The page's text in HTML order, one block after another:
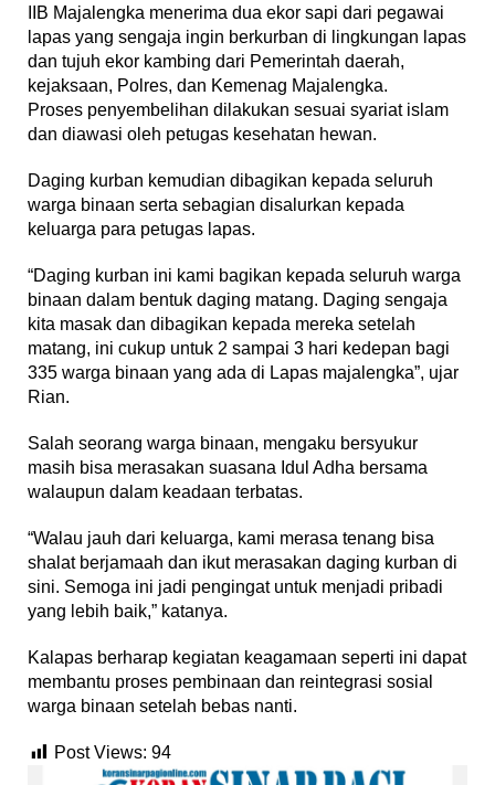
IIB Majalengka menerima dua ekor sapi dari pegawai
lapas yang sengaja ingin berkurban di lingkungan lapas
dan tujuh ekor kambing dari Pemerintah daerah,
kejaksaan, Polres, dan Kemenag Majalengka.
Proses penyembelihan dilakukan sesuai syariat islam
dan diawasi oleh petugas kesehatan hewan.
Daging kurban kemudian dibagikan kepada seluruh
warga binaan serta sebagian disalurkan kepada
keluarga para petugas lapas.
“Daging kurban ini kami bagikan kepada seluruh warga
binaan dalam bentuk daging matang. Daging sengaja
kita masak dan dibagikan kepada mereka setelah
matang, ini cukup untuk 2 sampai 3 hari kedepan bagi
335 warga binaan yang ada di Lapas majalengka”, ujar
Rian.
Salah seorang warga binaan, mengaku bersyukur
masih bisa merasakan suasana Idul Adha bersama
walaupun dalam keadaan terbatas.
“Walau jauh dari keluarga, kami merasa tenang bisa
shalat berjamaah dan ikut merasakan daging kurban di
sini. Semoga ini jadi pengingat untuk menjadi pribadi
yang lebih baik,” katanya.
Kalapas berharap kegiatan keagamaan seperti ini dapat
membantu proses pembinaan dan reintegrasi sosial
warga binaan setelah bebas nanti.
Post Views: 94